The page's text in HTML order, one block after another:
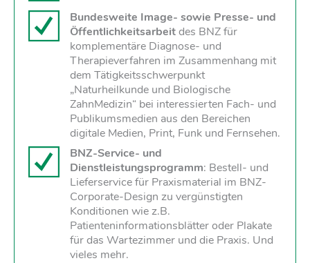
Bundesweite Image- sowie Presse- und
Öffentlichkeitsarbeitdes BNZ für
komplementäre Diagnose- und
Therapieverfahren im Zusammenhang mit
dem Tätigkeitsschwerpunkt
„Naturheilkunde und Biologische
ZahnMedizin“ bei interessierten Fach- und
Publikumsmedien aus den Bereichen
digitale Medien, Print, Funk und Fernsehen.
BNZ-Service- und
Dienstleistungsprogramm: Bestell- und
Lieferservice für Praxismaterial im BNZ-
Corporate-Design zu vergünstigten
Konditionen wie z.B.
Patienteninformationsblätter oder Plakate
für das Wartezimmer und die Praxis. Und
vieles mehr.